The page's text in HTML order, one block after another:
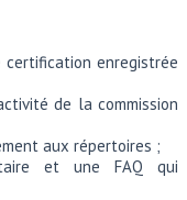
enregistrée
de la commission
aux répertoires ;
et une FAQ qui